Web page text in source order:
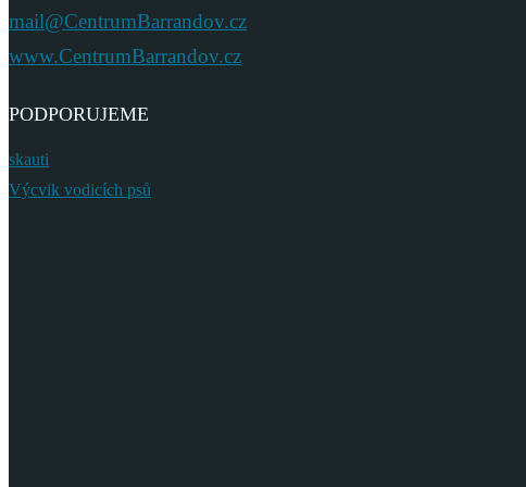
mail@CentrumBarrandov.cz
www.CentrumBarrandov.cz
PODPORUJEME
skauti
Výcvik vodicích psů